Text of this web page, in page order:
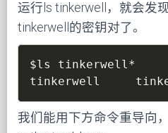
运行ls tinkerwell，就会发
tinkerwell的密钥对了。
$ls
tinkerwell*
tinkerwell
我们能用下方命令重导向